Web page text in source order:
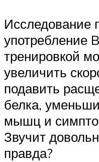
Исследование
употребление
тренировкой
увеличить
подавить
белка,
мышц и
Звучит
правда?